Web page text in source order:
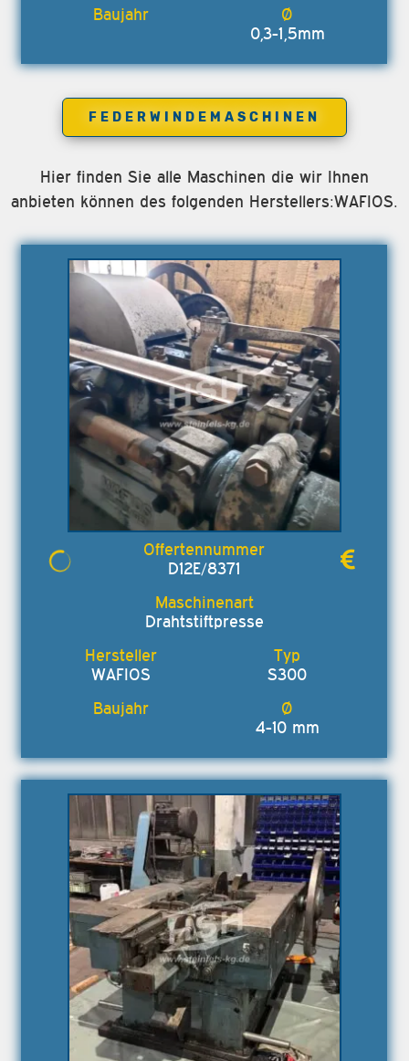
0,3-1,5mm
FEDERWINDEMASCHINEN
Hier finden Sie alle Maschinen die wir Ihnen
anbieten können des folgenden Herstellers:WAFIOS.
D12E/8371
Drahtstiftpresse
WAFIOS S300
4-10 mm